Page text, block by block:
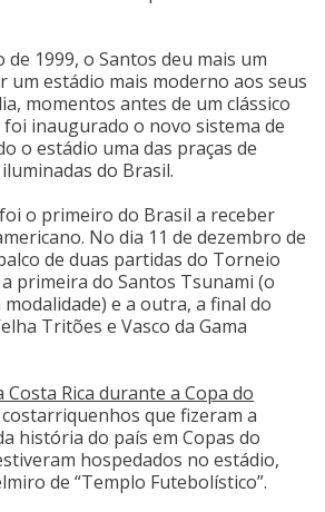
de 1999, o Santos deu mais um
um estádio mais moderno aos seus
momentos antes de um clássico
inaugurado o novo sistema de
o estádio uma das praças de
do Brasil.
o primeiro do Brasil a receber
No dia 11 de dezembro de
de duas partidas do Torneio
primeira do Santos Tsunami (o
e a outra, a final do
Tritões e Vasco da Gama
Rica durante a Copa do
costarriquenhos que fizeram a
história do país em Copas do
hospedados no estádio,
de “Templo Futebolístico”.